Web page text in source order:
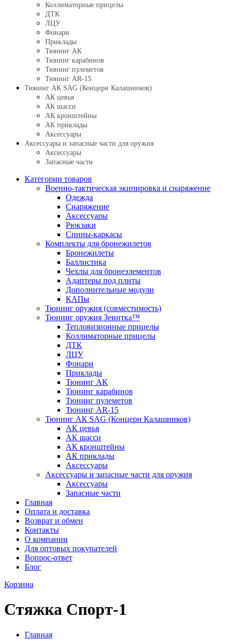
Коллиматорные прицелы
ДТК
ЛЦУ
Фонари
Приклады
Тюнинг АК
Тюнинг карабинов
Тюнинг пулеметов
Тюнинг AR-15
Тюнинг АК SAG (Концерн Калашников)
АК цевья
АК шасси
АК кронштейны
АК приклады
Аксессуары
Аксессуары и запасные части для оружия
Аксессуары
Запасные части
Категории товаров
Военно-тактическая экипировка и снаряжение
Одежда
Снаряжение
Аксессуары
Рюкзаки
Спины-каркасы
Комплекты для бронежилетов
Бронежилеты
Баллистика
Чехлы для бронеэлементов
Адаптеры под плиты
Дополнительные модули
КАПы
Тюнинг оружия (совместимость)
Тюнинг оружия Зенитка™
Тепловизионные прицелы
Коллиматорные прицелы
ДТК
ЛЦУ
Фонари
Приклады
Тюнинг АК
Тюнинг карабинов
Тюнинг пулеметов
Тюнинг AR-15
Тюнинг АК SAG (Концерн Калашников)
АК цевья
АК шасси
АК кронштейны
АК приклады
Аксессуары
Аксессуары и запасные части для оружия
Аксессуары
Запасные части
Главная
Оплата и доставка
Возврат и обмен
Контакты
О компании
Для оптовых покупателей
Вопрос-ответ
Блог
Корзина
Стяжка Спорт-1
Главная